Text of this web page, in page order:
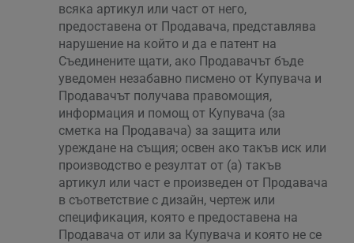
всяка артикул или част от него,
предоставена от Продавача, представлява
нарушение на който и да е патент на
Съединените щати, ако Продавачът бъде
уведомен незабавно писмено от Купувача и
Продавачът получава правомощия,
информация и помощ от Купувача (за
сметка на Продавача) за защита или
уреждане на същия; освен ако такъв иск или
производство е резултат от (а) такъв
артикул или част е произведен от Продавача
в съответствие с дизайн, чертеж или
спецификация, която е предоставена на
Продавача от или за Купувача и която не се